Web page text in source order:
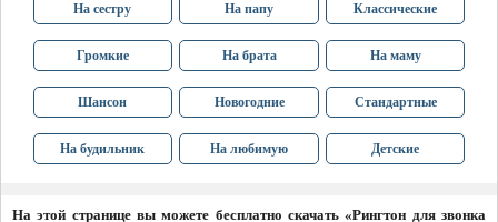
На сестру На папу Классические
Громкие На брата На маму
Шансон Новогодние Стандартные
На будильник На любимую Детские
На этой странице вы можете бесплатно скачать «Рингтон для звонка